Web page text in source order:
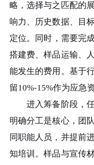
略，选择与之匹配的
响力、历史数据、目
定位。同时，需要完
搭建费、样品运输、
能发生的费用。基于
留10%-15%作为应急
进入筹备阶段，任
明确分工是核心，团
同职能人员，并提前
知培训。样品与宣传